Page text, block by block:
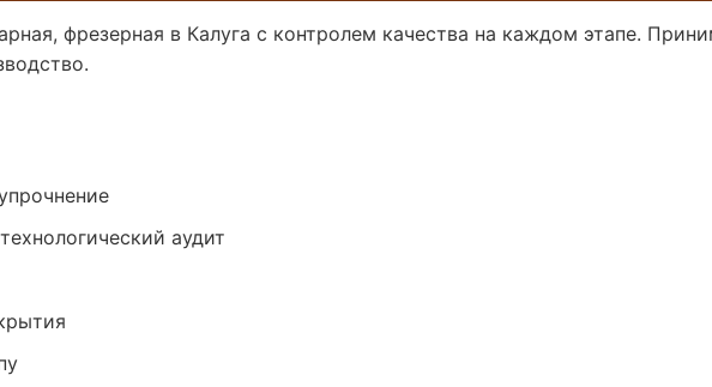
фрезерная в Калуга с контролем качества на каждом этапе.
аудит